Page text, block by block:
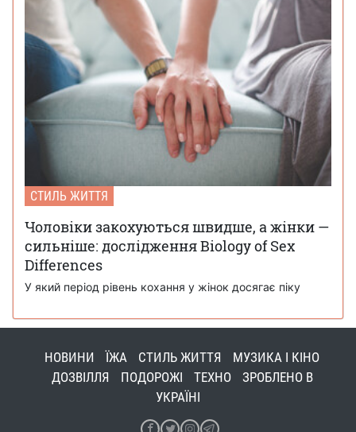
СТИЛЬ ЖИТТЯ
Чоловіки закохуються швидше, а жінки —
сильніше: дослідження Biology of Sex
Differences
У який період рівень кохання у жінок досягає піку
НОВИНИ ЇЖА СТИЛЬ ЖИТТЯ
МУЗИКА І КІНО
ДОЗВІЛЛЯ
ПОДОРОЖІ ТЕХНО
ЗРОБЛЕНО В
УКРАЇНІ